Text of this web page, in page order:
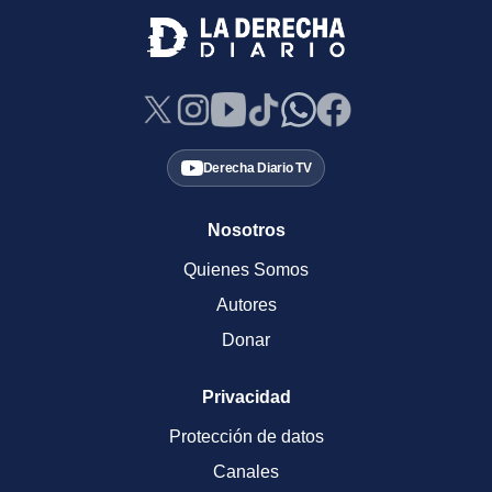
Derecha Diario TV
Nosotros
Quienes Somos
Autores
Donar
Privacidad
Protección de datos
Canales